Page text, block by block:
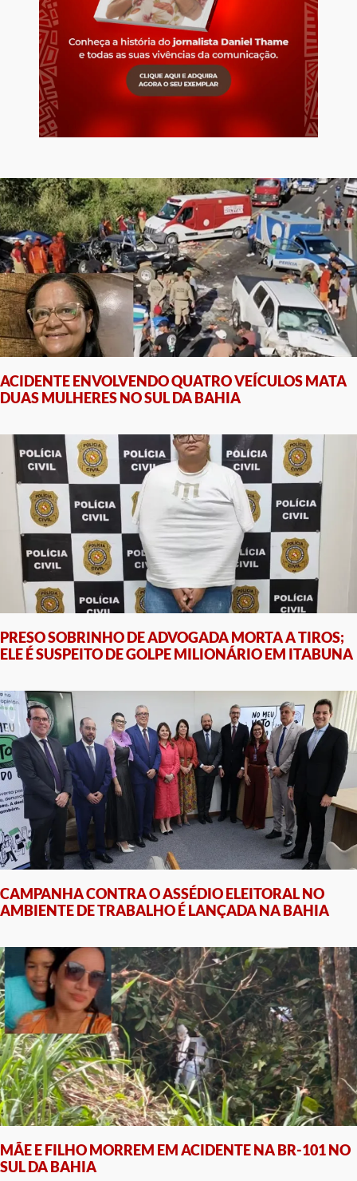
ACIDENTE ENVOLVENDO QUATRO VEÍCULOS MATA
DUAS MULHERES NO SUL DA BAHIA
PRESO SOBRINHO DE ADVOGADA MORTA A TIROS;
ELE É SUSPEITO DE GOLPE MILIONÁRIO EM ITABUNA
CAMPANHA CONTRA O ASSÉDIO ELEITORAL NO
AMBIENTE DE TRABALHO É LANÇADA NA BAHIA
MÃE E FILHO MORREM EM ACIDENTE NA BR-101 NO
SUL DA BAHIA